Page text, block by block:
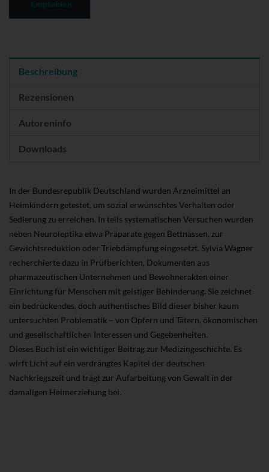
Beschreibung
Rezensionen
Autoreninfo
Downloads
In der Bundesrepublik Deutschland wurden Arzneimittel an
Heimkindern getestet, um sozial erwünschtes Verhalten oder
Sedierung zu erreichen. In teils systematischen Versuchen wurden
neben Neuroleptika etwa Präparate gegen Bettnässen, zur
Gewichtsreduktion oder Triebdämpfung eingesetzt. Sylvia Wagner
recherchierte dazu in Prüfberichten, Dokumenten aus
pharmazeutischen Unternehmen und Bewohnerakten einer
Einrichtung für Menschen mit geistiger Behinderung. Sie zeichnet
ein bedrückendes, doch authentisches Bild dieser bisher kaum
untersuchten Problematik – von Opfern und Tätern, ökonomischen
und gesellschaftlichen Interessen und Gegebenheiten.
Dieses Buch ist ein wichtiger Beitrag zur Medizingeschichte. Es
wirft Licht auf ein verdrängtes Kapitel der deutschen
Nachkriegszeit und trägt zur Aufarbeitung von Gewalt in der
damaligen Heimerziehung bei.